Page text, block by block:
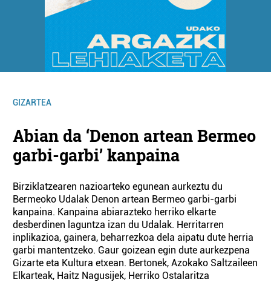
GIZARTEA
Abian da ‘Denon artean Bermeo
garbi-garbi’ kanpaina
Birziklatzearen nazioarteko egunean aurkeztu du
Bermeoko Udalak Denon artean Bermeo garbi-garbi
kanpaina. Kanpaina abiarazteko herriko elkarte
desberdinen laguntza izan du Udalak. Herritarren
inplikazioa, gainera, beharrezkoa dela aipatu dute herria
garbi mantentzeko. Gaur goizean egin dute aurkezpena
Gizarte eta Kultura etxean. Bertonek, Azokako Saltzaileen
Elkarteak, Haitz Nagusijek, Herriko Ostalaritza